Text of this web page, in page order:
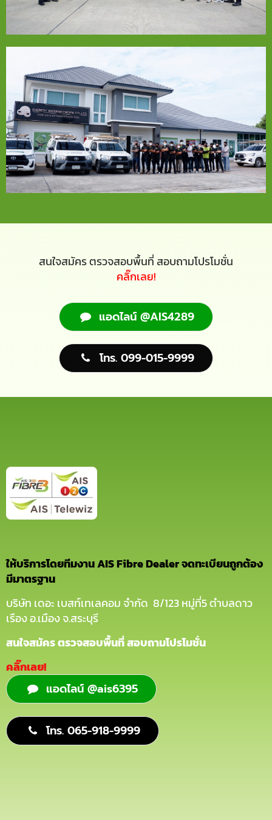
สนใจสมัคร ตรวจสอบพื้นที่ สอบถามโปรโมชั่น
คลิ๊กเลย!
แอดไลน์ @AIS4289
โทร. 099-015-9999
ให้บริการโดยทีมงาน AIS Fibre Dealer จดทะเบียนถูกต้อง
มีมาตรฐาน
บริษัท เดอะ เบสท์เทเลคอม จำกัด 8/123 หมู่ที่5 ตำบลดาว
เรือง อ.เมือง จ.สระบุรี
สนใจสมัคร ตรวจสอบพื้นที่ สอบถามโปรโมชั่น
คลิ๊กเลย!
แอดไลน์ @ais6395
โทร. 065-918-9999